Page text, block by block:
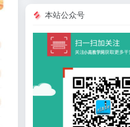
本站公众号